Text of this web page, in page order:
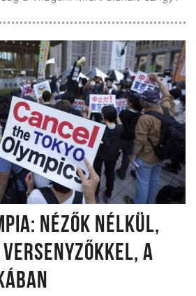
NÉZŐK NÉLKÜL,
A